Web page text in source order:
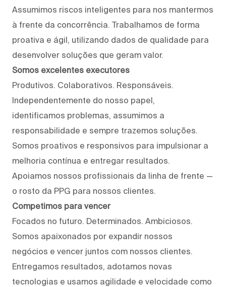
Assumimos riscos inteligentes para nos mantermos
à frente da concorrência. Trabalhamos de forma
proativa e ágil, utilizando dados de qualidade para
desenvolver soluções que geram valor.
Somos excelentes executores
Produtivos. Colaborativos. Responsáveis.
Independentemente do nosso papel,
identificamos problemas, assumimos a
responsabilidade e sempre trazemos soluções.
Somos proativos e responsivos para impulsionar a
melhoria contínua e entregar resultados.
Apoiamos nossos profissionais da linha de frente —
o rosto da PPG para nossos clientes.
Competimos para vencer
Focados no futuro. Determinados. Ambiciosos.
Somos apaixonados por expandir nossos
negócios e vencer juntos com nossos clientes.
Entregamos resultados, adotamos novas
tecnologias e usamos agilidade e velocidade como